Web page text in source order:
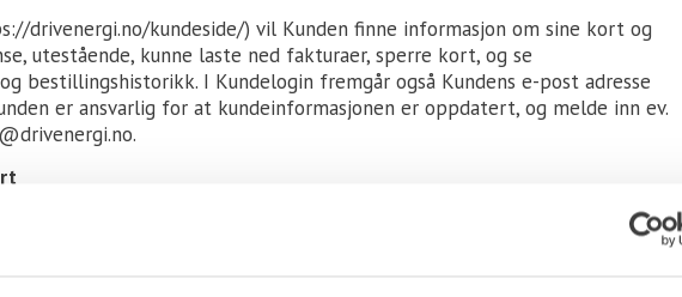
drivenergi.no/kundeside/) vil Kunden finne informasjon om sine kort og
utestående, kunne laste ned fakturaer, sperre kort, og se
bestillingshistorikk. I Kundelogin fremgår også Kundens e-post adresse
er ansvarlig for at kundeinformasjonen er oppdatert, og melde inn ev.
til erstatning av gamle, skal kunden sørge for å destruere gamle kort.
for alle transaksjoner gjort med erstattede/gamle kort.